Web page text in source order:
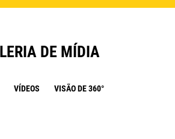
DE MÍDIA
VÍDEOS VISÃO DE 360°